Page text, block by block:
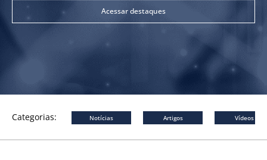
Acessar destaques
Categorias: Notícias Artigos Vídeos